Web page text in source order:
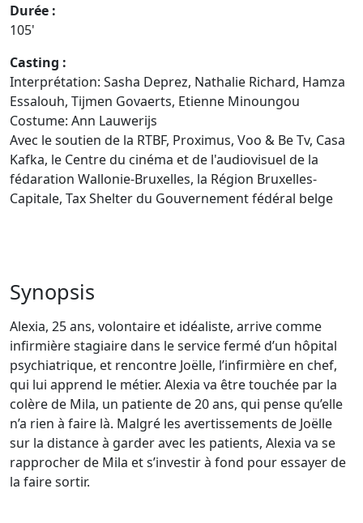
Durée :
105'
Casting :
Interprétation: Sasha Deprez, Nathalie Richard, Hamza
Essalouh, Tijmen Govaerts, Etienne Minoungou
Costume: Ann Lauwerijs
Avec le soutien de la RTBF, Proximus, Voo & Be Tv, Casa
Kafka, le Centre du cinéma et de l'audiovisuel de la
fédaration Wallonie-Bruxelles, la Région Bruxelles-
Capitale, Tax Shelter du Gouvernement fédéral belge
Synopsis
Alexia, 25 ans, volontaire et idéaliste, arrive comme
infirmière stagiaire dans le service fermé d’un hôpital
psychiatrique, et rencontre Joëlle, l’infirmière en chef,
qui lui apprend le métier. Alexia va être touchée par la
colère de Mila, un patiente de 20 ans, qui pense qu’elle
n’a rien à faire là. Malgré les avertissements de Joëlle
sur la distance à garder avec les patients, Alexia va se
rapprocher de Mila et s’investir à fond pour essayer de
la faire sortir.